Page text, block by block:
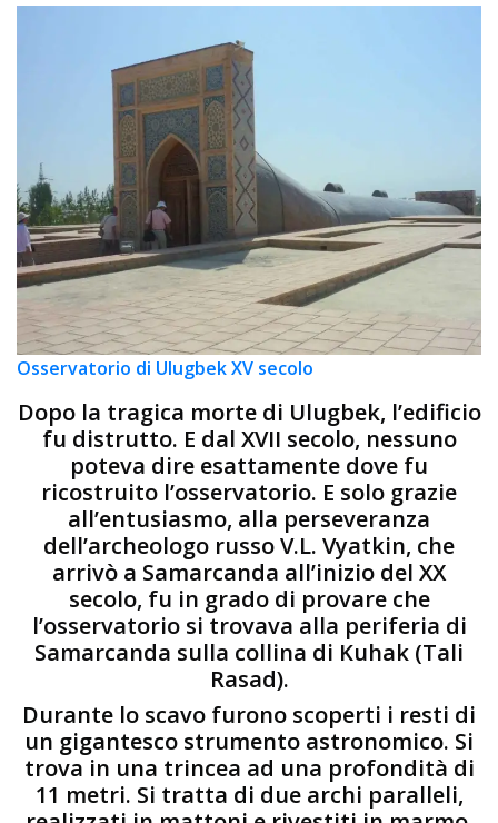
Osservatorio di Ulugbek XV secolo
Dopo la tragica morte di Ulugbek, l’edificio
fu distrutto. E dal XVII secolo, nessuno
poteva dire esattamente dove fu
ricostruito l’osservatorio. E solo grazie
all’entusiasmo, alla perseveranza
dell’archeologo russo V.L. Vyatkin, che
arrivò a Samarcanda all’inizio del XX
secolo, fu in grado di provare che
l’osservatorio si trovava alla periferia di
Samarcanda sulla collina di Kuhak (Tali
Rasad).
Durante lo scavo furono scoperti i resti di
un gigantesco strumento astronomico. Si
trova in una trincea ad una profondità di
11 metri. Si tratta di due archi paralleli,